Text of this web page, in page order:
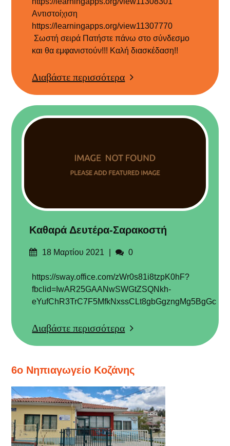
Αντιστοίχιση
https://learningapps.org/view11307770
Σωστή σειρά Πατήστε πάνω στο σύνδεσμο
και θα εμφανιστούν!!! Καλή διασκέδαση!!
Διαβάστε περισσότερα
Καθαρά Δευτέρα-Σαρακοστή
Δημοσιεύτηκε
18 Μαρτίου 2021 Σχόλια
0
https://sway.office.com/zWr0s81i8tzpK0hF?
fbclid=IwAR25GAANwSWGtZSQNkh-
eYufChR3TrC7F5MfkNxssCLt8gbGgzngMg5BgGc
Διαβάστε περισσότερα
6ο Νηπιαγωγείο Κοζάνης